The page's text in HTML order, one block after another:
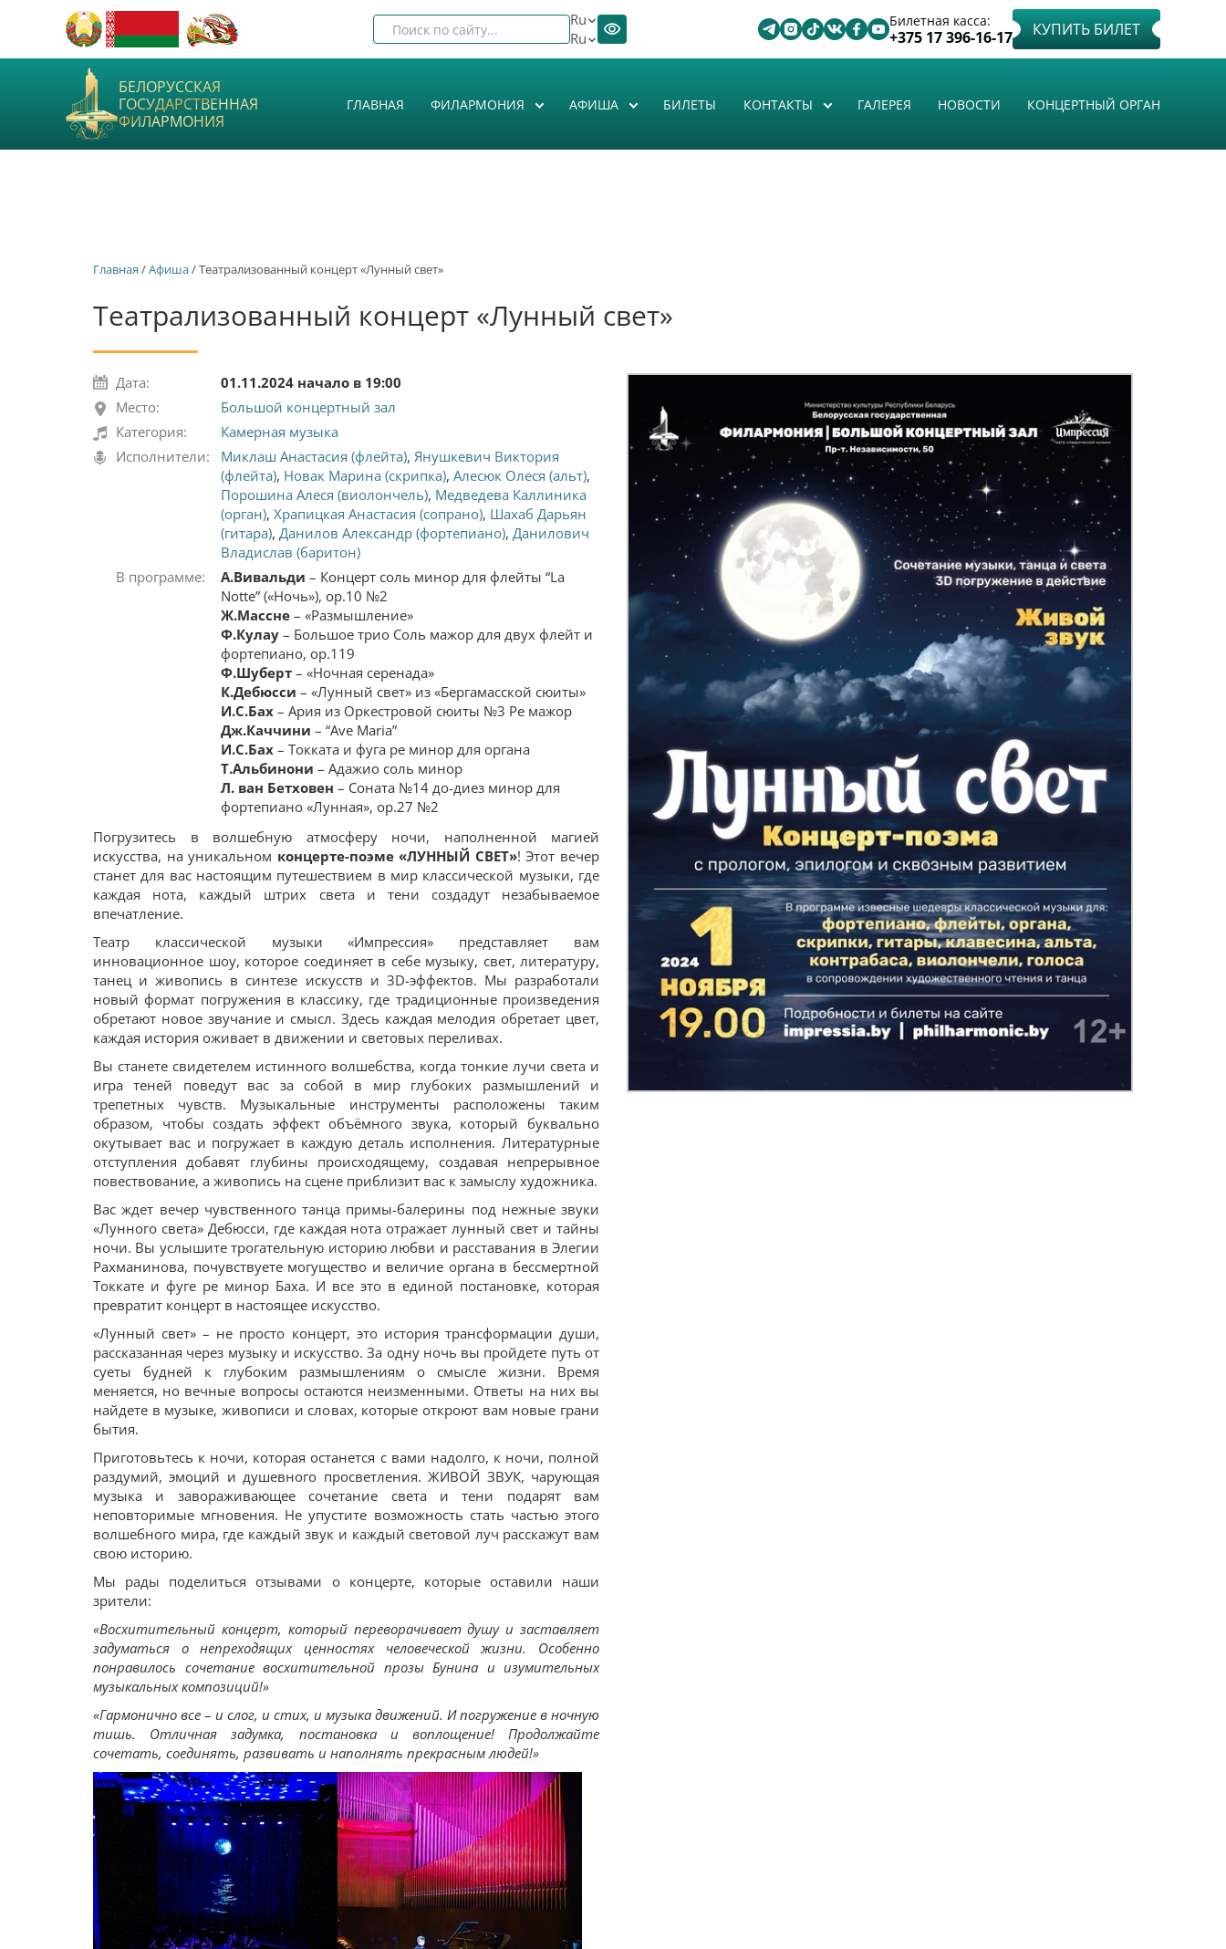
Билетная касса:
+375 17 396-16-17 КУПИТЬ БИЛЕТ
Ru
Ru
БЕЛОРУССКАЯ
ГОСУДАРСТВЕННАЯ
ФИЛАРМОНИЯ
ГЛАВНАЯ ФИЛАРМОНИЯ АФИША БИЛЕТЫ КОНТАКТЫ ГАЛЕРЕЯ НОВОСТИ КОНЦЕРТНЫЙ ОРГАН
Главная /Афиша/ Театрализованный концерт «Лунный свет»
Театрализованный концерт «Лунный свет»
Дата:
01.11.2024 начало в 19:00
Место:
Большой концертный зал
Категория:
Камерная музыка
Исполнители:
Миклаш Анастасия (флейта), Янушкевич Виктория
(флейта), Новак Марина (скрипка), Алесюк Олеся (альт),
Порошина Алеся (виолончель), Медведева Каллиника
(орган), Храпицкая Анастасия (сопрано), Шахаб Дарьян
(гитара), Данилов Александр (фортепиано), Данилович
Владислав (баритон)
В программе:
А.Вивальди – Концерт соль минор для флейты “La
Notte” («Ночь»), op.10 №2
Ж.Массне – «Размышление»
Ф.Кулау – Большое трио Cоль мажор для двух флейт и
фортепиано, op.119
Ф.Шуберт – «Ночная серенада»
К.Дебюсси – «Лунный свет» из «Бергамасской сюиты»
И.С.Бах – Ария из Оркестровой сюиты №3 Ре мажор
Дж.Каччини – “Ave Maria”
И.С.Бах – Токката и фуга ре минор для органа
Т.Альбинони – Адажио соль минор
Л. ван Бетховен – Соната №14 до-диез минор для
фортепиано «Лунная», ор.27 №2
Погрузитесь в волшебную атмосферу ночи, наполненной магией
искусства, на уникальном концерте-поэме «ЛУННЫЙ СВЕТ»! Этот вечер
станет для вас настоящим путешествием в мир классической музыки, где
каждая нота, каждый штрих света и тени создадут незабываемое
впечатление.
Театр классической музыки «Импрессия» представляет вам
инновационное шоу, которое соединяет в себе музыку, свет, литературу,
танец и живопись в синтезе искусств и 3D-эффектов. Мы разработали
новый формат погружения в классику, где традиционные произведения
обретают новое звучание и смысл. Здесь каждая мелодия обретает цвет,
каждая история оживает в движении и световых переливах.
Вы станете свидетелем истинного волшебства, когда тонкие лучи света и
игра теней поведут вас за собой в мир глубоких размышлений и
трепетных чувств. Музыкальные инструменты расположены таким
образом, чтобы создать эффект объёмного звука, который буквально
окутывает вас и погружает в каждую деталь исполнения. Литературные
отступления добавят глубины происходящему, создавая непрерывное
повествование, а живопись на сцене приблизит вас к замыслу художника.
Вас ждет вечер чувственного танца примы-балерины под нежные звуки
«Лунного света» Дебюсси, где каждая нота отражает лунный свет и тайны
ночи. Вы услышите трогательную историю любви и расставания в Элегии
Рахманинова, почувствуете могущество и величие органа в бессмертной
Токкате и фуге ре минор Баха. И все это в единой постановке, которая
превратит концерт в настоящее искусство.
«Лунный свет» – не просто концерт, это история трансформации души,
рассказанная через музыку и искусство. За одну ночь вы пройдете путь от
суеты будней к глубоким размышлениям о смысле жизни. Время
меняется, но вечные вопросы остаются неизменными. Ответы на них вы
найдете в музыке, живописи и словах, которые откроют вам новые грани
бытия.
Приготовьтесь к ночи, которая останется с вами надолго, к ночи, полной
раздумий, эмоций и душевного просветления. ЖИВОЙ ЗВУК, чарующая
музыка и завораживающее сочетание света и тени подарят вам
неповторимые мгновения. Не упустите возможность стать частью этого
волшебного мира, где каждый звук и каждый световой луч расскажут вам
свою историю.
Мы рады поделиться отзывами о концерте, которые оставили наши
зрители:
«Восхитительный концерт, который переворачивает душу и заставляет
задуматься о непреходящих ценностях человеческой жизни. Особенно
понравилось сочетание восхитительной прозы Бунина и изумительных
музыкальных композиций!»
«Гармонично все – и слог, и стих, и музыка движений. И погружение в ночную
тишь. Отличная задумка, постановка и воплощение! Продолжайте
сочетать, соединять, развивать и наполнять прекрасным людей!»